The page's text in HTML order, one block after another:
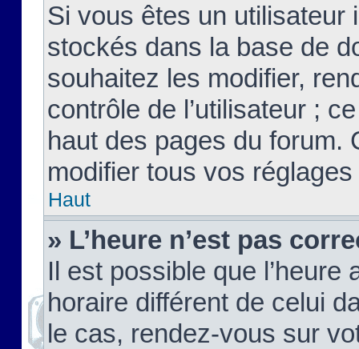
Si vous êtes un
stockés dans la base de
souhaitez les modifier,
contrôle de l’utilisateur ;
haut des pages du forum.
modifier tous vos
Haut
» L’heure n’est pas
Il est possible que
horaire différent de celui
le cas, rendez-vous sur